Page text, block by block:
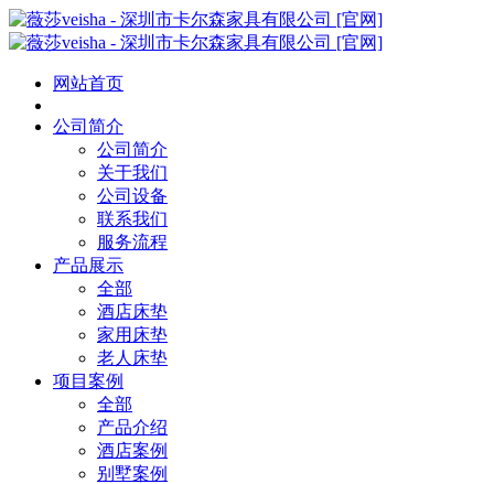
网站首页
公司简介
公司简介
关于我们
公司设备
联系我们
服务流程
产品展示
全部
酒店床垫
家用床垫
老人床垫
项目案例
全部
产品介绍
酒店案例
别墅案例